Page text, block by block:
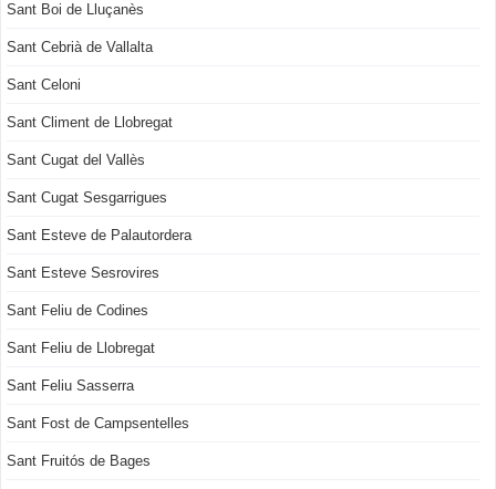
Sant Boi de Lluçanès
Sant Cebrià de Vallalta
Sant Celoni
Sant Climent de Llobregat
Sant Cugat del Vallès
Sant Cugat Sesgarrigues
Sant Esteve de Palautordera
Sant Esteve Sesrovires
Sant Feliu de Codines
Sant Feliu de Llobregat
Sant Feliu Sasserra
Sant Fost de Campsentelles
Sant Fruitós de Bages